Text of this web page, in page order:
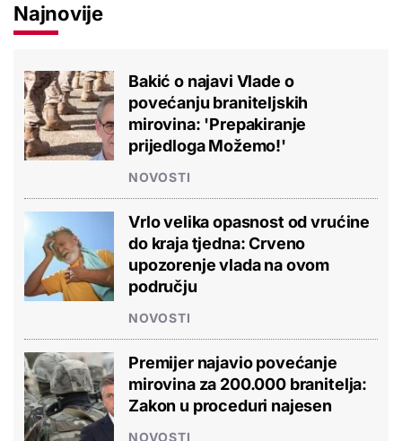
Najnovije
Bakić o najavi Vlade o
povećanju braniteljskih
mirovina: 'Prepakiranje
prijedloga Možemo!'
NOVOSTI
Vrlo velika opasnost od vrućine
do kraja tjedna: Crveno
upozorenje vlada na ovom
području
NOVOSTI
Premijer najavio povećanje
mirovina za 200.000 branitelja:
Zakon u proceduri najesen
NOVOSTI